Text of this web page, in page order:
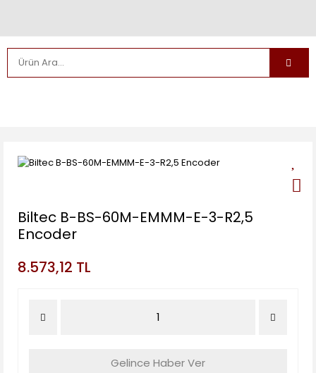
Biltec B-BS-60M-EMMM-E-3-R2,5
Encoder
8.573,12 TL
Gelince Haber Ver